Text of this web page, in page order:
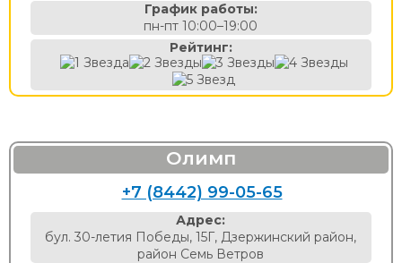
График работы:
пн-пт 10:00–19:00
Рейтинг:
Олимп
+7 (8442) 99-05-65
Адрес:
бул. 30-летия Победы, 15Г, Дзержинский район,
район Семь Ветров